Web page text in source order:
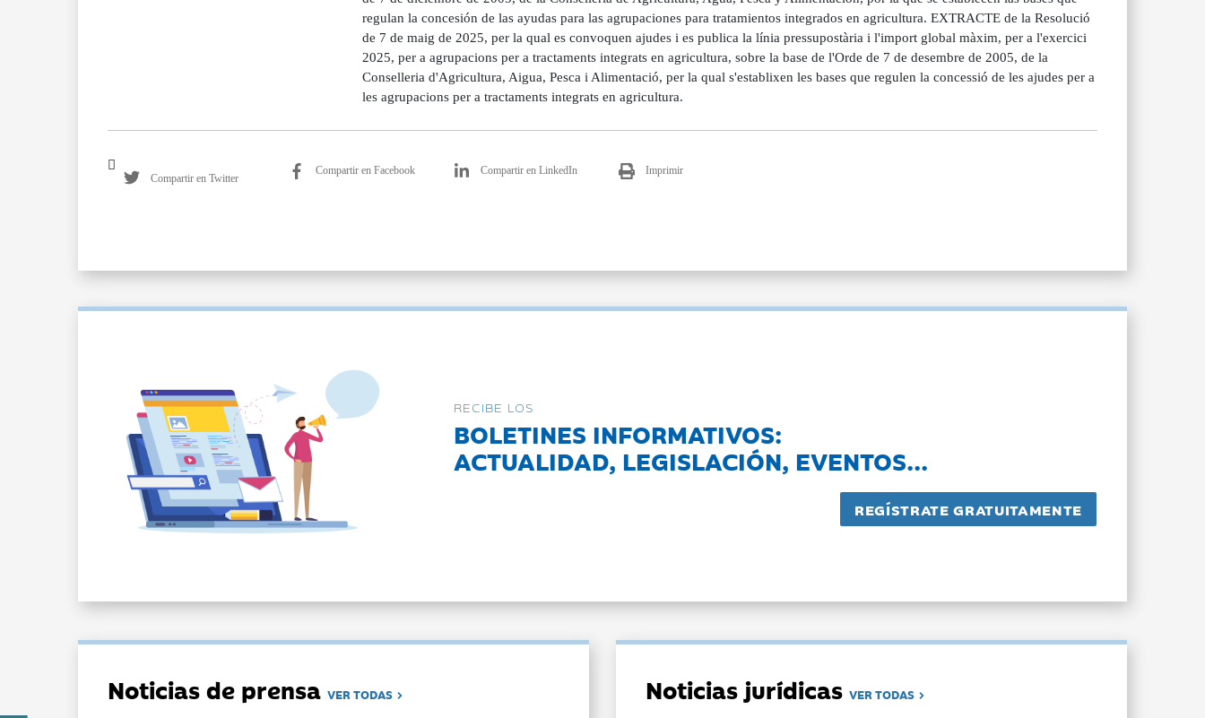
regulan la concesión de las ayudas para las agrupaciones para tratamientos integrados en agricultura. EXTRACTE de la Resolució
de 7 de maig de 2025, per la qual es convoquen ajudes i es publica la línia pressupostària i l'import global màxim, per a l'exercici
2025, per a agrupacions per a tractaments integrats en agricultura, sobre la base de l'Orde de 7 de desembre de 2005, de la
Conselleria d'Agricultura, Aigua, Pesca i Alimentació, per la qual s'establixen les bases que regulen la concessió de les ajudes per a
les agrupacions per a tractaments integrats en agricultura.
Compartir en Twitter
Compartir en Facebook Compartir en LinkedIn Imprimir
RECIBE LOS
BOLETINES INFORMATIVOS:
ACTUALIDAD, LEGISLACIÓN, EVENTOS...
Noticias de prensaVER TODAS Noticias jurídicasVER TODAS